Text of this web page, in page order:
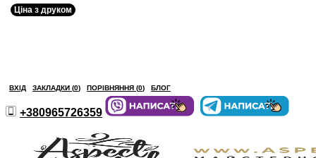
ВХІД ЗАКЛАДКИ (0) ПОРІВНЯННЯ (0) БЛОГ
+380965726359
Ціна з друком